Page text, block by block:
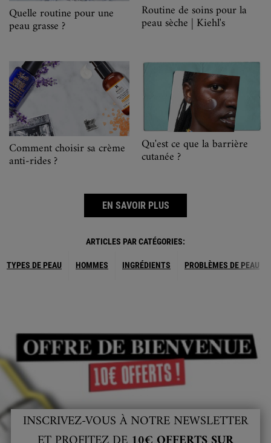
Quelle routine pour une
peau grasse ?
Routine de soins pour la
peau sèche | Kiehl's
Comment choisir sa crème
anti-rides ?
Qu'est ce que la barrière
cutanée ?
EN SAVOIR PLUS
ARTICLES PAR CATÉGORIES:
TYPES DE PEAU HOMMES INGRÉDIENTS PROBLÈMES DE PEAU
INSCRIVEZ-VOUS À NOTRE NEWSLETTER